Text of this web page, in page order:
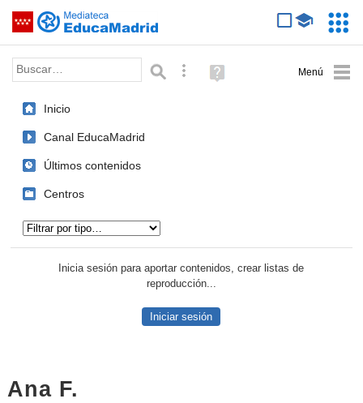
Saltar navegación
Palabra o frase: Búsqueda avanzada
Ayuda
(en
Inicio
Canal EducaMadrid
Últimos contenidos
Centros
Inicia sesión para aportar contenidos, crear listas de
reproducción...
Iniciar sesión
Ana F.